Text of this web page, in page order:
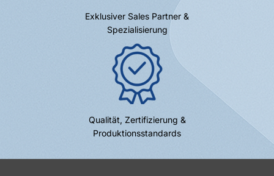
Exklusiver Sales Partner &
Spezialisierung
Qualität, Zertifizierung &
Produktionsstandards